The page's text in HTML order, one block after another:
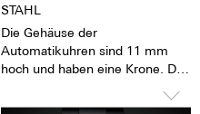
STAHL
Die Gehäuse der
Automatikuhren sind 11 mm
hoch und haben eine Krone. Die
präzise drehen, damit das